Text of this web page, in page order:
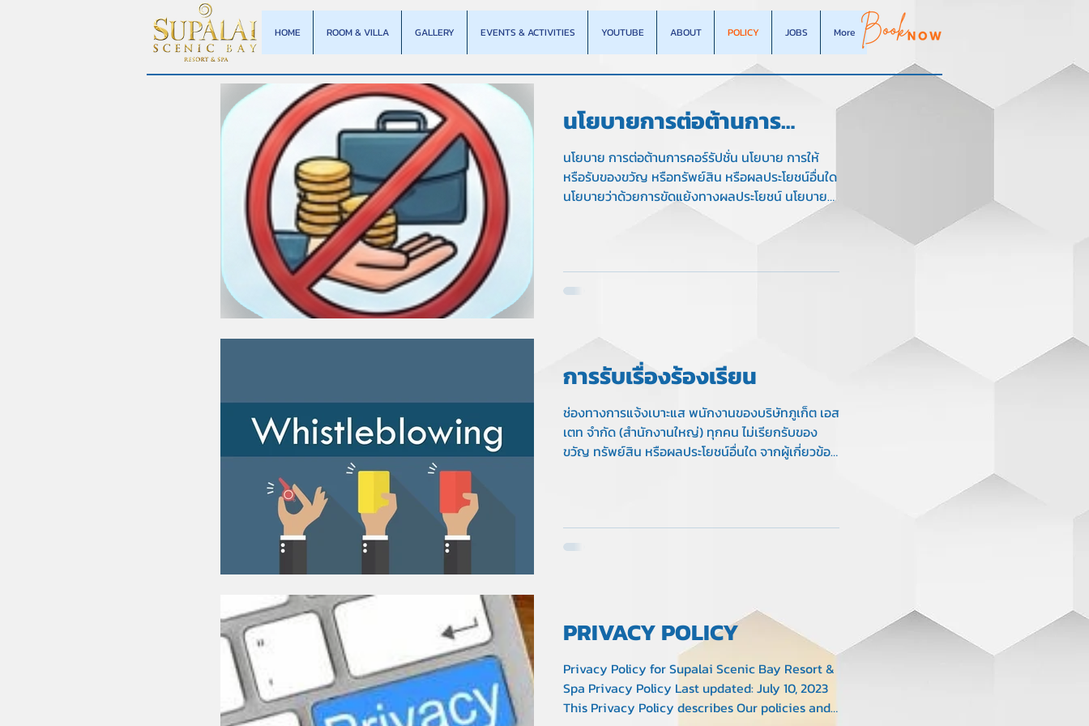
HOME ROOM & VILLA GALLERY EVENTS & ACTIVITIES YOUTUBE ABOUT POLICY JOBS More
นโยบายการต่อต้านการ
คอร์รัปชั่น (Anti-
Corruption Policy)
นโยบาย การต่อต้านการคอร์รัปชั่น นโยบาย การให้
หรือรับของขวัญ หรือทรัพย์สิน หรือผลประโยชน์อื่นใด
นโยบายว่าด้วยการขัดแย้งทางผลประโยชน์ นโยบายว่า
ด้วยการจัดซื้อจัดจ้างและการจ้างบุคคลที่สาม นโยบาย
ว่าด้วยการจ่ายค่าอำนวยความสะดวกและเงินทอน
ทรัพยากรมนุษย์ นโยบายว่าด้วยการสนับสนุน
พรรคการเมือง นโยบายว่าด้วยการสื่อสารนโยบาย
การรับเรื่องร้องเรียน
ช่องทางการแจ้งเบาะแส พนักงานของบริษัทภูเก็ต เอส
เตท จำกัด (สำนักงานใหญ่) ทุกคน ไม่เรียกรับของ
ขวัญ ทรัพย์สิน หรือผลประโยชน์อื่นใด จากผู้เกี่ยวข้อง
PRIVACY POLICY
Privacy Policy for Supalai Scenic Bay Resort &
Spa Privacy Policy Last updated: July 10, 2023
This Privacy Policy describes Our policies and